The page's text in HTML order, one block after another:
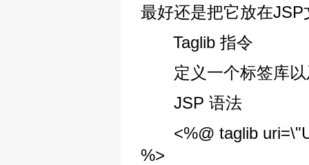
最好还是把它放在JSP
Taglib 指令
定义一个标签库以
JSP 语法
<%@ taglib
%>